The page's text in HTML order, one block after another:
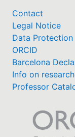
Contact
Legal Notice
Data Protection
ORCID
Barcelona
Info on
Professor